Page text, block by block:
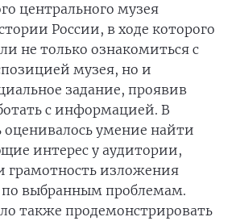
центрального музея
России, в ходе которого
не только ознакомиться с
музея, но и
задание, проявив
с информацией. В
оценивалось умение найти
интерес у аудитории,
грамотность изложения
выбранным проблемам.
также продемонстрировать